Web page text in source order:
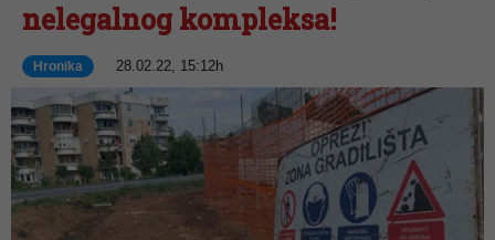
nelegalnog kompleksa!
Hronika 28.02.22, 15:12h